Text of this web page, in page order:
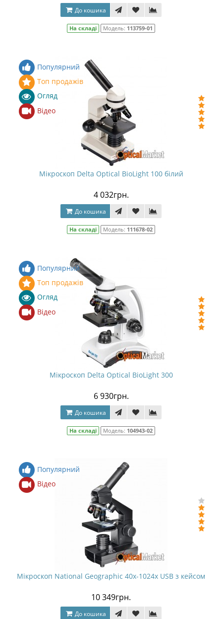
До кошика
На складі Модель: 113759-01
Популярний
Топ продажів
Огляд
Відео
Мікроскоп Delta Optical BioLight 100 білий
4 032грн.
До кошика
На складі Модель: 111678-02
Популярний
Топ продажів
Огляд
Відео
Мікроскоп Delta Optical BioLight 300
6 930грн.
До кошика
На складі Модель: 104943-02
Популярний
Відео
Мікроскоп National Geographic 40x-1024x USB з кейсом
10 349грн.
До кошика